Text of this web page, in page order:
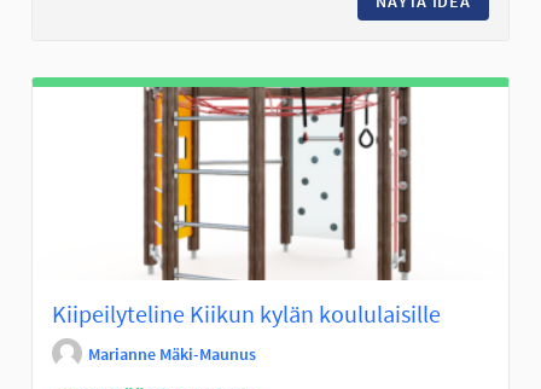
Kiipeilyteline Kiikun kylän koululaisille
Marianne Mäki-Maunus